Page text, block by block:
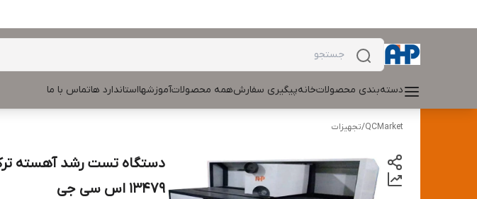
دسته‌بندی محصولاتخانهپیگیری سفارشهمه محصولاتآموزشهااستاندارد هاتماس با ما
QCMarket
/تجهیزات
13479 اس سی جی